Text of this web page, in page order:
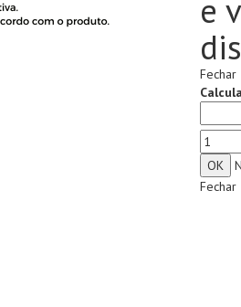
e
Fechar
Fechar